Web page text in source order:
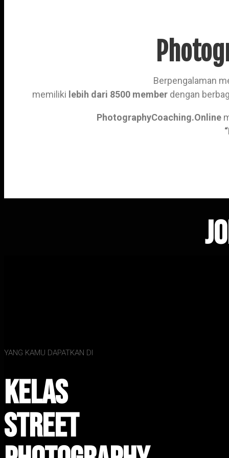
Berpengalaman
memiliki lebih dari 8500 memberdengan
PhotographyCoaching.Online
YANG KAMU DAPATKAN DI
Kelas
Street